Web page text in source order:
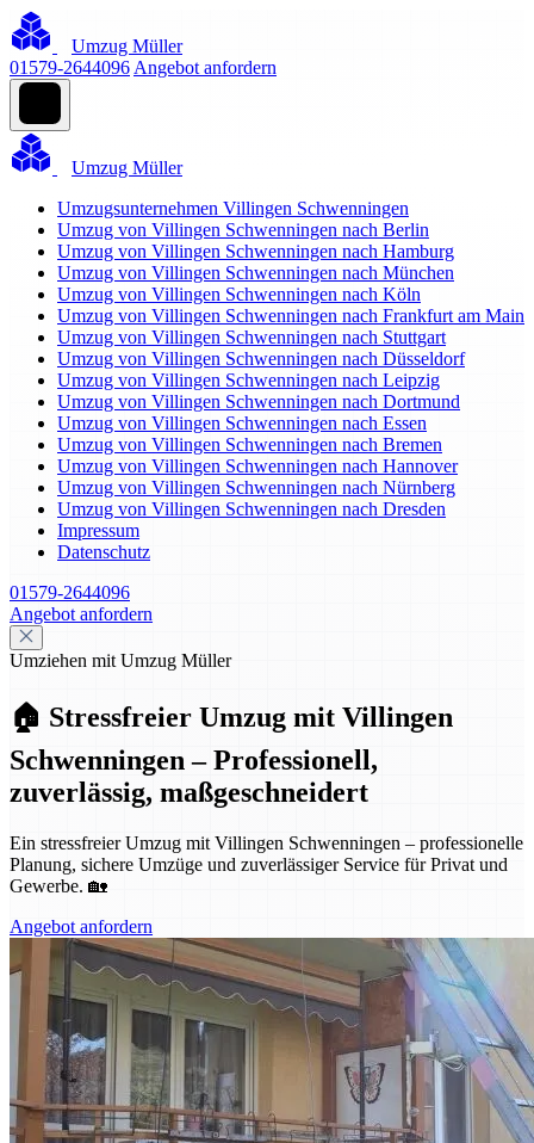
Umzug Müller
01579-2644096 Angebot anfordern
Umzug Müller
Umzugsunternehmen Villingen Schwenningen
Umzug von Villingen Schwenningen nach Berlin
Umzug von Villingen Schwenningen nach Hamburg
Umzug von Villingen Schwenningen nach München
Umzug von Villingen Schwenningen nach Köln
Umzug von Villingen Schwenningen nach Frankfurt am Main
Umzug von Villingen Schwenningen nach Stuttgart
Umzug von Villingen Schwenningen nach Düsseldorf
Umzug von Villingen Schwenningen nach Leipzig
Umzug von Villingen Schwenningen nach Dortmund
Umzug von Villingen Schwenningen nach Essen
Umzug von Villingen Schwenningen nach Bremen
Umzug von Villingen Schwenningen nach Hannover
Umzug von Villingen Schwenningen nach Nürnberg
Umzug von Villingen Schwenningen nach Dresden
Impressum
Datenschutz
01579-2644096
Angebot anfordern
Umziehen mit Umzug Müller
🏠 Stressfreier Umzug mit Villingen
Schwenningen – Professionell,
zuverlässig, maßgeschneidert
Ein stressfreier Umzug mit Villingen Schwenningen – professionelle
Planung, sichere Umzüge und zuverlässiger Service für Privat und
Gewerbe. 🏡
Angebot anfordern